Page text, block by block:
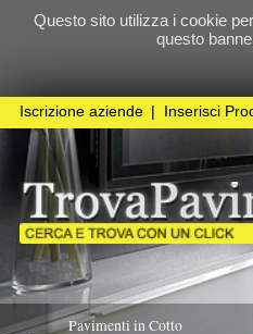
Questo sito utilizza i cookie per le
questo banner,
Pavimenti in Cotto
Pavimenti in Marmo / Pietra
Pavimenti in Legno / Parquet